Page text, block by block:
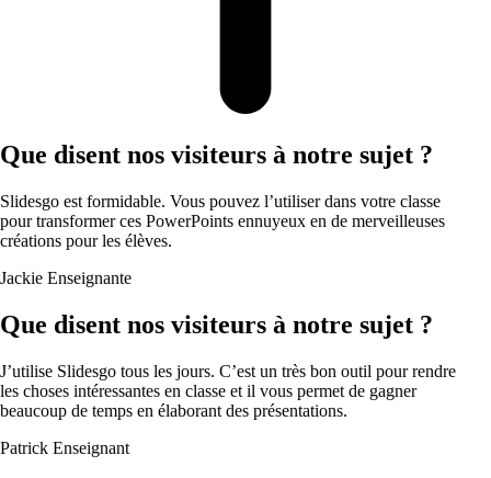
Que disent nos visiteurs à notre sujet ?
Slidesgo est formidable. Vous pouvez l’utiliser dans votre classe
pour transformer ces PowerPoints ennuyeux en de merveilleuses
créations pour les élèves.
Jackie Enseignante
Que disent nos visiteurs à notre sujet ?
J’utilise Slidesgo tous les jours. C’est un très bon outil pour rendre
les choses intéressantes en classe et il vous permet de gagner
beaucoup de temps en élaborant des présentations.
Patrick Enseignant